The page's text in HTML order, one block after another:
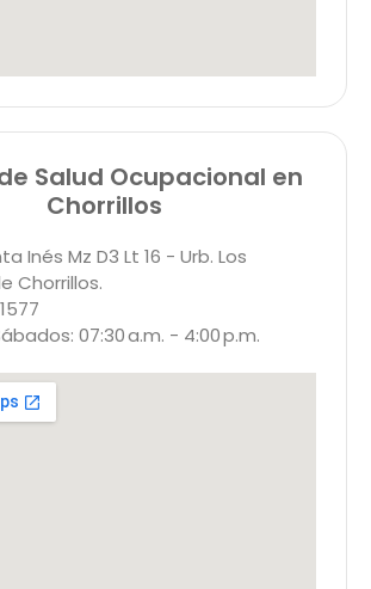
Salud Ocupacional en
Chorrillos
Inés Mz D3 Lt 16 - Urb. Los
Chorrillos.
07:30 a.m. - 4:00 p.m.